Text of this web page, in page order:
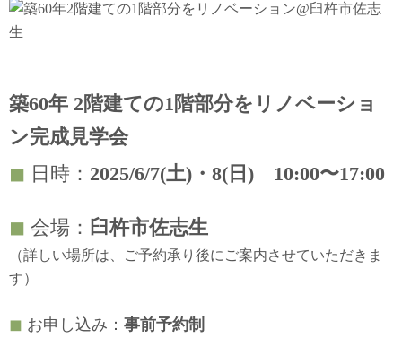
築60年 2階建ての1階部分をリノベーショ
ン完成見学会
◼︎ 日時： 2025/6/7(土)・8(日) 10:00〜17:00
◼︎ 会場： 臼杵市佐志生
（詳しい場所は、ご予約承り後にご案内させていただきま
す）
◼︎ お申し込み： 事前予約制